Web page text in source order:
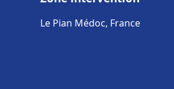
Le Pian Médoc, France